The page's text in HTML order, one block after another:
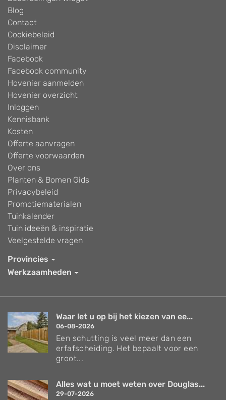
Blog
Contact
Cookiebeleid
Disclaimer
Facebook
Facebook community
Hovenier aanmelden
Hovenier overzicht
Inloggen
Kennisbank
Kosten
Offerte aanvragen
Offerte voorwaarden
Over ons
Planten & Bomen Gids
Privacybeleid
Promotiematerialen
Tuinkalender
Tuin ideeën & inspiratie
Veelgestelde vragen
Provincies
Werkzaamheden
Waar let u op bij het kiezen van ee...
06-08-2026
Een schutting is veel meer dan een
erfafscheiding. Het bepaalt voor een
groot...
Alles wat u moet weten over Douglas...
29-07-2026